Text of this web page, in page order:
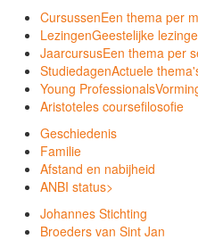
CursussenEen thema per
LezingenGeestelijke
JaarcursusEen thema per
StudiedagenActuele
Young Professionals
Aristoteles coursefilosofie
Geschiedenis
Familie
Afstand en nabijheid
ANBI status>
Johannes Stichting
Broeders van Sint Jan